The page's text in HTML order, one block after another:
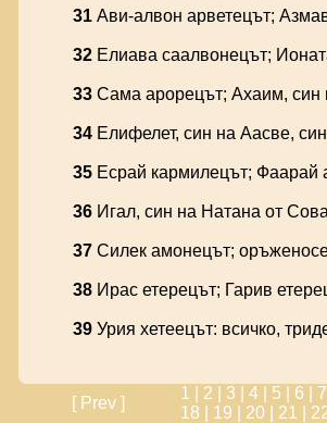
31 Ави-алвон арветецът;
32 Елиава саалвонецът;
33 Сама арорецът; Ахаим, син
34 Елифелет, син на Аасве,
35 Есрай кармилецът; Фаарай
36 Игал, син на Натана от
37 Силек амонецът;
38 Ирас етерецът; Гарив
39 Урия хетеецът: всичко,
[ Prev ]
1 | 2 | 3 | 4 | 5 | 6 |
18 | 19 | 20 | 21 |